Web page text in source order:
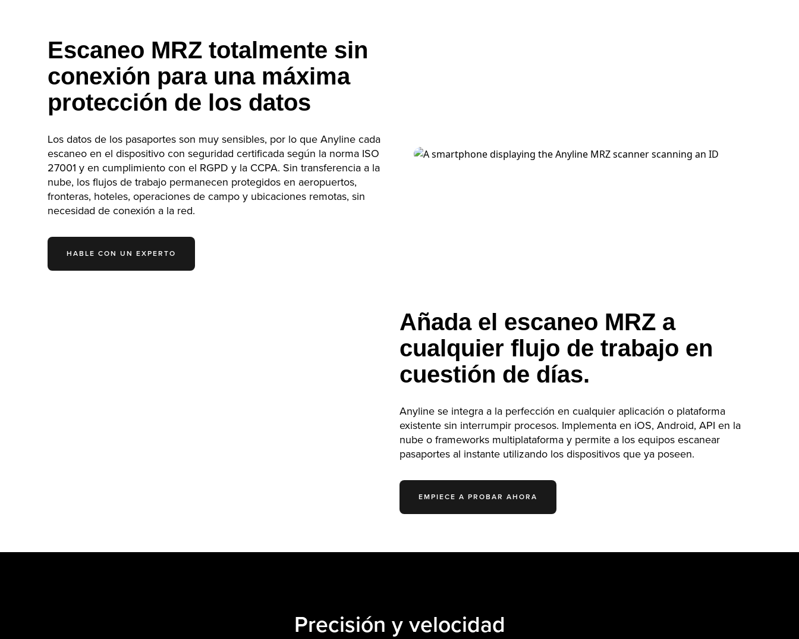
Escaneo MRZ totalmente sin
conexión para una máxima
protección de los datos
Los datos de los pasaportes son muy sensibles, por lo que Anyline cada
escaneo en el dispositivo con seguridad certificada según la norma ISO
27001 y en cumplimiento con el RGPD y la CCPA. Sin transferencia a la
nube, los flujos de trabajo permanecen protegidos en aeropuertos,
fronteras, hoteles, operaciones de campo y ubicaciones remotas, sin
necesidad de conexión a la red.
HABLE CON UN EXPERTO
Añada el escaneo MRZ a
cualquier flujo de trabajo en
cuestión de días.
Anyline se integra a la perfección en cualquier aplicación o plataforma
existente sin interrumpir procesos. Implementa en iOS, Android, API en la
nube o frameworks multiplataforma y permite a los equipos escanear
pasaportes al instante utilizando los dispositivos que ya poseen.
EMPIECE A PROBAR AHORA
Precisión y velocidad